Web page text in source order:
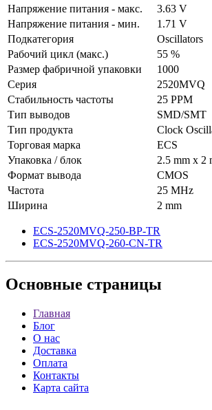
Напряжение питания - макс.
3.63 V
Напряжение питания - мин.
1.71 V
Подкатегория
Oscillators
Рабочий цикл (макс.)
55 %
Размер фабричной упаковки
1000
Серия
2520MVQ
Стабильность частоты
25 PPM
Тип выводов
SMD/SMT
Тип продукта
Clock
Торговая марка
ECS
Упаковка / блок
2.5 mm x 2
Формат вывода
CMOS
Частота
25 MHz
Ширина
2 mm
ECS-2520MVQ-250-BP-TR
ECS-2520MVQ-260-CN-TR
Основные страницы
Главная
Блог
О нас
Доставка
Оплата
Контакты
Карта сайта